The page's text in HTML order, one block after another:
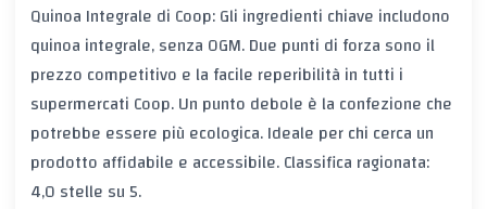
Quinoa Integrale di Coop: Gli ingredienti chiave includono
quinoa integrale, senza OGM. Due punti di forza sono il
prezzo competitivo e la facile reperibilità in tutti i
supermercati Coop. Un punto debole è la confezione che
potrebbe essere più ecologica. Ideale per chi cerca un
prodotto affidabile e accessibile. Classifica ragionata:
4,0 stelle su 5.